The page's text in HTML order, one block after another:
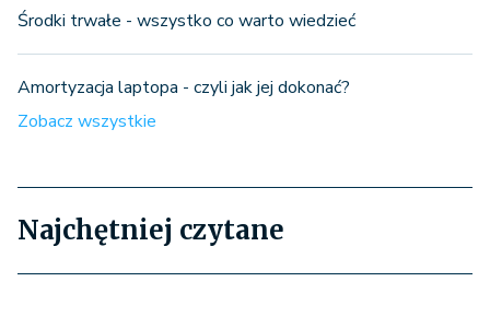
Środki trwałe - wszystko co warto wiedzieć
Amortyzacja laptopa - czyli jak jej dokonać?
Zobacz wszystkie
Najchętniej czytane